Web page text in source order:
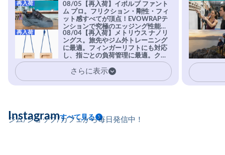
08/05【再入荷】イボルブ ファント
ム プロ。フリクション・剛性・フィ
ット感すべてが頂点！EVOWRAPテ
ンションで究極のエッジング性能を
実現。進化系ラバーEvo-74はTRAX
を凌駕する粘着力で極小ホールドに
安心感。
再入荷
08/04【再入荷】メトリウス ナノリ
ングス。旅先やジム外トレーニング
に最適。フィンガーリフトにも対応
し、指ごとの負荷管理に最適。クラ
イマーの指を本気で鍛えるギア。
再入荷
さらに表示
ジム/ショップ/カフェから毎日発信中！
Instagramすべて見る